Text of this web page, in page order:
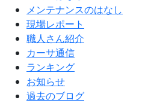
メンテナンスのはなし
現場レポート
職人さん紹介
カーサ通信
ランキング
お知らせ
過去のブログ